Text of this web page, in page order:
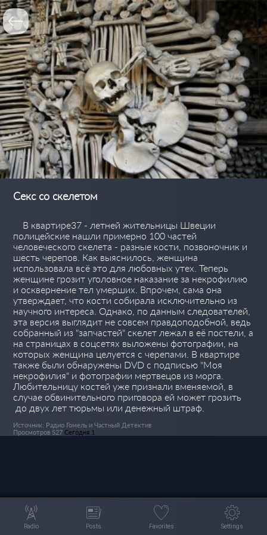
Секс со скелетом
В квартире37 - летней жительницы Швеции
полицейские нашли примерно 100 частей
человеческого скелета - разные кости, позвоночник и
шесть черепов. Как выяснилось, женщина
использовала всё это для любовных утех. Теперь
женщине грозит уголовное наказание за некрофилию
и осквернение тел умерших. Впрочем, сама она
утверждает, что кости собирала исключительно из
научного интереса. Однако, по данным следователей,
эта версия выглядит не совсем правдоподобной, ведь
собранный из "запчастей" скелет лежал в её постели, а
на страницах в соцсетях выложены фотографии, на
которых женщина целуется с черепами. В квартире
также были обнаружены DVD с подписью "Моя
некрофилия" и фотографии мертвецов из морга.
Любительницу костей уже признали вменяемой, в
случае обвинительного приговора ей может грозить
до двух лет тюрьмы или денежный штраф.
Источник: Радио Гомель и Частный Детектив
Просмотров 527 Сегодня 1
Radio Posts Favorites Settings